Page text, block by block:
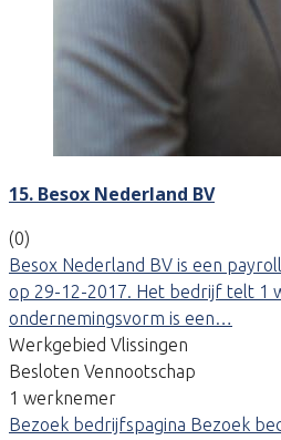
15. Besox Nederland BV
(0)
Besox Nederland BV is een
op 29-12-2017. Het bedrijf telt 1
ondernemingsvorm is een…
Werkgebied Vlissingen
Besloten Vennootschap
1 werknemer
Bezoek bedrijfspagina Bezoek